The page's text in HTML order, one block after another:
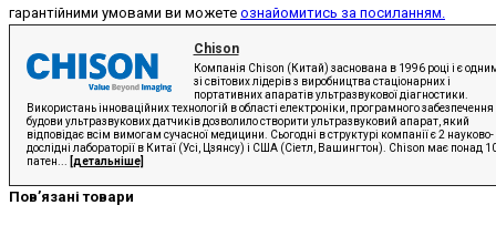
гарантійними умовами ви можете ознайомитись за посиланням.
Chison
Компанія Chison (Китай) заснована в 1996 році і є
зі світових лідерів з виробництва стаціонарних і
портативних апаратів ультразвукової діагностики.
Використань інноваційних технологій в області електроніки, програмного забезпечення
будови ультразвукових датчиків дозволило створити ультразвуковий апарат, який
відповідає всім вимогам сучасної медицини. Сьогодні в структурі компанії є 2 науково-
дослідні лабораторії в Китаї (Усі, Цзянсу) і США (Сіетл, Вашингтон). Chison має понад
патен...
[детальніше]
Пов’язані товари